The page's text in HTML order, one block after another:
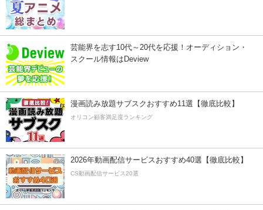
芸能界を志す10代～20代を応援！オーディション・
スクール情報はDeview
漫画読み放題サブスクおすすめ11選【徹底比較】
オリコン顧客満足度ランキング
2026年動画配信サービスおすすめ40選【徹底比較】
CS動画配信サービス20選